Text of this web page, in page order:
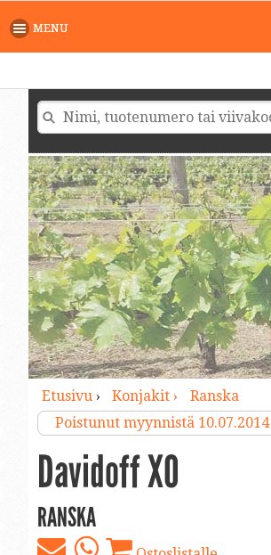
MENU
Etusivu› Konjakit ›
Ranska
Poistunut myynnistä 10.07.2014
Davidoff XO
RANSKA